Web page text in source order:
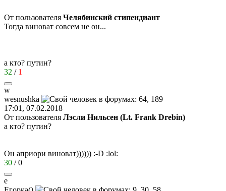
От пользователя Челябинский стипендиант
Тогда виноват совсем не он...
а кто? путин?
32 / 1
w
wesnushka
17:01, 07.02.2018
От пользователя Лэсли Нильсен (Lt. Frank Drebin)
а кто? путин?
Он априори виноват)))))) :-D :lol:
30 /0
е